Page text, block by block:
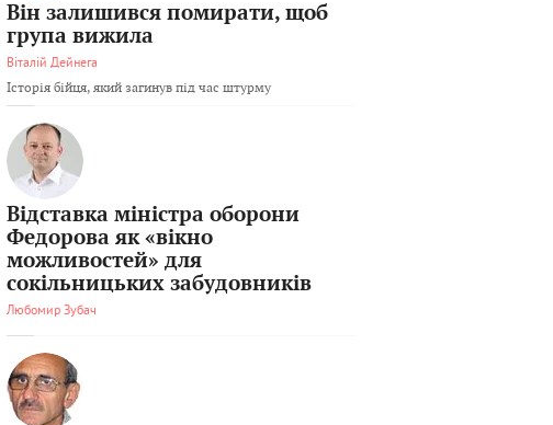
Він залишився помирати, щоб
група вижила
Віталій Дейнега
Історія бійця, який загинув під час штурму
Відставка міністра оборони
Федорова як «вікно
можливостей» для
сокільницьких забудовників
Любомир Зубач